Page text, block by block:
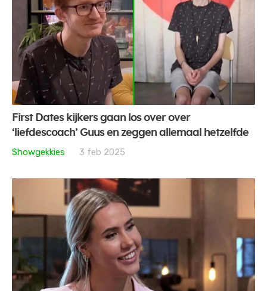
First Dates kijkers gaan los over over
‘liefdescoach’ Guus en zeggen allemaal hetzelfde
Showgekkies
3 feb 2025